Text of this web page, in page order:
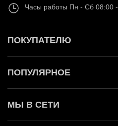
Часы работы Пн - Сб 08:00
ПОКУПАТЕЛЮ
ПОПУЛЯРНОЕ
МЫ В СЕТИ